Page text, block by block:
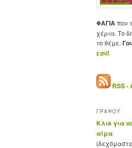
ΦΑΓΙΑπου
χέρια. Το
το θέμε.
εσύ!
RSS
ΓΡΑΨΟΥ
Κλικ για
αίμα